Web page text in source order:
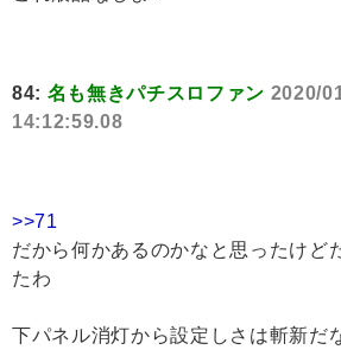
84: 名も無きパチスロファン 2020/
14:12:59.08
>>71
だから何かあるのかなと思ったけど
たわ
下パネル消灯から設定しさは斬新だ